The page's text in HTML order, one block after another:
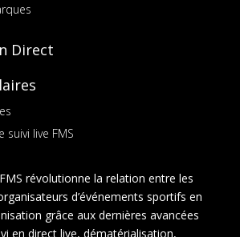
Direct
suivi live FMS
révolutionne la relation entre les
d’événements sportifs en
grâce aux dernières avancées
en direct live, dématérialisation,